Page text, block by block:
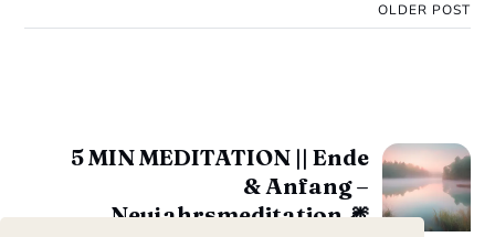
OLDER POST
5 MIN MEDITATION || Ende
& Anfang –
Neujahrsmeditation 🎆